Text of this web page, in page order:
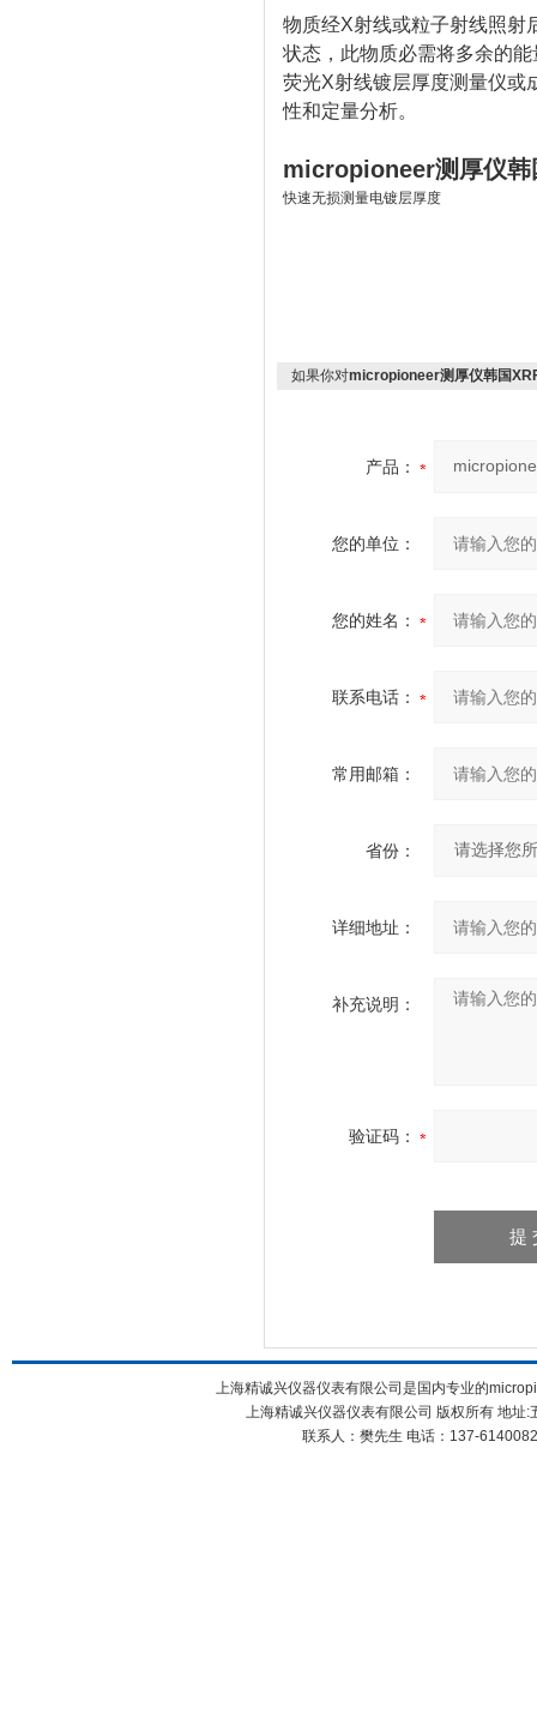
物质经X射线或粒子射线照射
状态，此物质必需将多余的
荧光X射线镀层厚度测量仪或
性和定量分析。
micropioneer测厚仪韩
快速无损测量电镀层厚度
如果你对micropioneer测厚仪韩国
产品：
您的单位：
您的姓名：
联系电话：
常用邮箱：
省份：
详细地址：
补充说明：
验证码：
上海精诚兴仪器仪表有限公司是国内专业的
上海精诚兴仪器仪表有限公司 版权所有 地
联系人：樊先生 电话：137-